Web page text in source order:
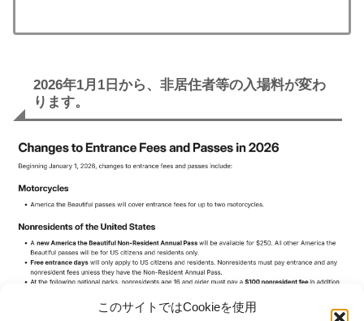
このサイトではCookieを使用
2026年1月1日から、非居住者等の入場料が変わ
ります。